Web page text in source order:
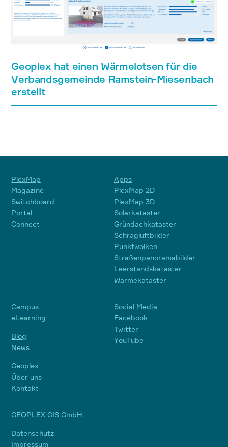
Geoplex hat einen Wärmelotsen für die
Verbandsgemeinde Ramstein-Miesenbach
erstellt
PlexMap
Magazine
Switchboard
Portal
Connect
Apps
PlexMap 2D
PlexMap 3D
Solarkataster
Gründachkataster
Schrägluftbilder
Punktwolken
Straßenpanoramabilder
Leerstandskataster
Wärmekataster
Campus
eLearning
Blog
News
Geoplex
Über uns
Kontakt
Social Media
Facebook
Twitter
YouTube
GEOPLEX GIS GmbH
Datenschutz
Impressum